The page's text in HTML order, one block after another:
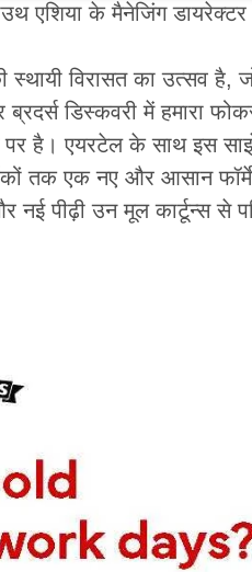
एशिया के मैनेजिंग डायरेक्टर
स्थायी विरासत का उत्सव है,
डिस्कवरी में हमारा
है। एयरटेल के साथ इस
तक एक नए और आसान
पीढ़ी उन मूल कार्टून्स से